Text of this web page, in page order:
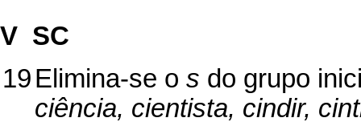
V  SC
19Elimina-se o s do grupo
ciência, cientista, cindir,